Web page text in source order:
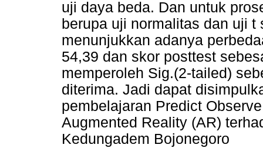
uji daya beda. Dan untuk
berupa uji normalitas dan uji
menunjukkan adanya
54,39 dan skor posttest
memperoleh Sig.(2-tailed)
diterima. Jadi dapat
pembelajaran Predict
Augmented Reality (AR)
Kedungadem Bojonegoro